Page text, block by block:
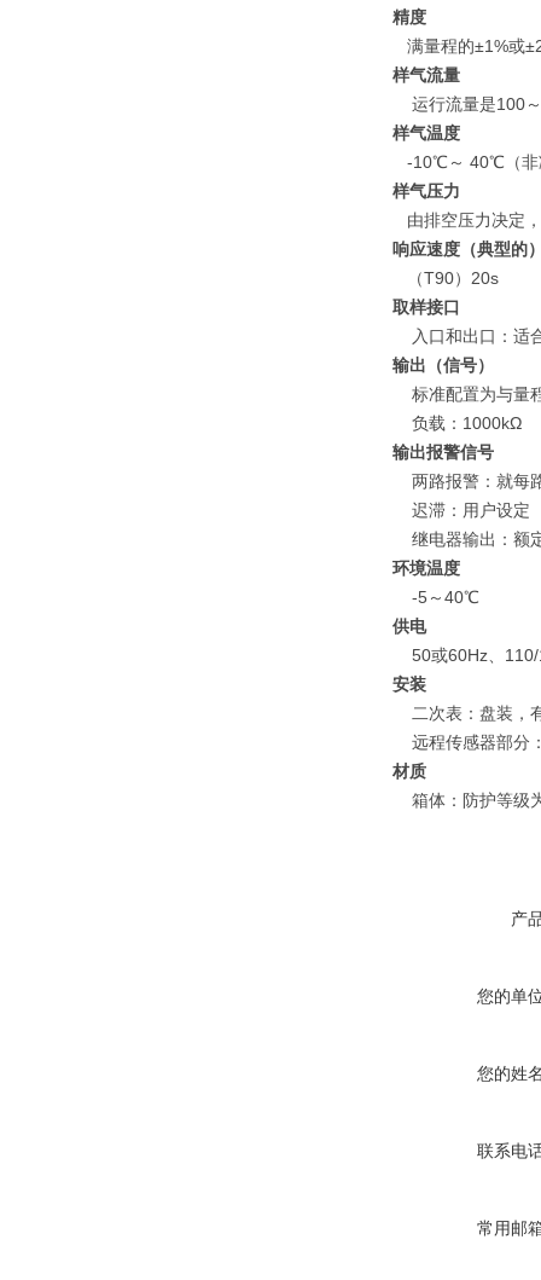
精度
满量程的±1%或
样气流量
运行流量是100
样气温度
-10℃～ 40℃（非
样气压力
由排空压力决定
响应速度（典型的
（T90）20s
取样接口
入口和出口：适
输出（信号）
标准配置为与量
负载：1000kΩ
输出报警信号
两路报警：就每
迟滞：用户设定
继电器输出：额
环境温度
-5～40℃
供电
50或60Hz、110/
安装
二次表：盘装，
远程传感器部分
材质
箱体：防护等级
产
您的单
您的姓
联系电
常用邮